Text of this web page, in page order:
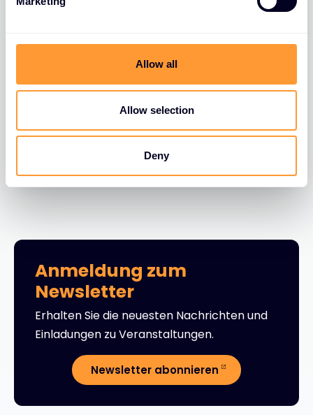
Allow all
Allow selection
Deny
BLOGS
FortiGate FortiLink VLAN Migration
Anmeldung zum
Newsletter
Erhalten Sie die neuesten Nachrichten und
Einladungen zu Veranstaltungen.
Newsletter abonnieren